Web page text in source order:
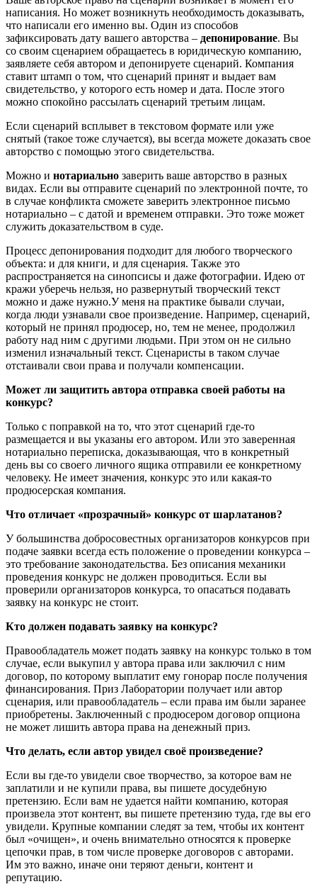
написания. Но может возникнуть необходимость доказывать,
что написали его именно вы. Один из способов
зафиксировать дату вашего авторства – депонирование. Вы
со своим сценарием обращаетесь в юридическую компанию,
заявляете себя автором и депонируете сценарий. Компания
ставит штамп о том, что сценарий принят и выдает вам
свидетельство, у которого есть номер и дата. После этого
можно спокойно рассылать сценарий третьим лицам.
Если сценарий всплывет в текстовом формате или уже
снятый (такое тоже случается), вы всегда можете доказать свое
авторство с помощью этого свидетельства.
Можно и нотариально заверить ваше авторство в разных
видах. Если вы отправите сценарий по электронной почте, то
в случае конфликта сможете заверить электронное письмо
нотариально – с датой и временем отправки. Это тоже может
служить доказательством в суде.
Процесс депонирования подходит для любого творческого
объекта: и для книги, и для сценария. Также это
распространяется на синопсисы и даже фотографии. Идею от
кражи уберечь нельзя, но развернутый творческий текст
можно и даже нужно.У меня на практике бывали случаи,
когда люди узнавали свое произведение. Например, сценарий,
который не принял продюсер, но, тем не менее, продолжил
работу над ним с другими людьми. При этом он не сильно
изменил изначальный текст. Сценаристы в таком случае
отстаивали свои права и получали компенсации.
Может ли защитить автора отправка своей работы на
конкурс?
Только с поправкой на то, что этот сценарий где-то
размещается и вы указаны его автором. Или это заверенная
нотариально переписка, доказывающая, что в конкретный
день вы со своего личного ящика отправили ее конкретному
человеку. Не имеет значения, конкурс это или какая-то
продюсерская компания.
Что отличает «прозрачный» конкурс от шарлатанов?
У большинства добросовестных организаторов конкурсов при
подаче заявки всегда есть положение о проведении конкурса –
это требование законодательства. Без описания механики
проведения конкурс не должен проводиться. Если вы
проверили организаторов конкурса, то опасаться подавать
заявку на конкурс не стоит.
Кто должен подавать заявку на конкурс?
Правообладатель может подать заявку на конкурс только в том
случае, если выкупил у автора права или заключил с ним
договор, по которому выплатит ему гонорар после получения
финансирования. Приз Лаборатории получает или автор
сценария, или правообладатель – если права им были заранее
приобретены. Заключенный с продюсером договор опциона
не может лишить автора права на денежный приз.
Что делать, если автор увидел своё произведение?
Если вы где-то увидели свое творчество, за которое вам не
заплатили и не купили права, вы пишете досудебную
претензию. Если вам не удается найти компанию, которая
произвела этот контент, вы пишете претензию туда, где вы его
увидели. Крупные компании следят за тем, чтобы их контент
был «очищен», и очень внимательно относятся к проверке
цепочки прав, в том числе проверке договоров с авторами.
Им это важно, иначе они теряют деньги, контент и
репутацию.